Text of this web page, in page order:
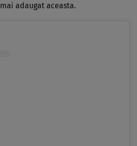
adaugat aceasta.